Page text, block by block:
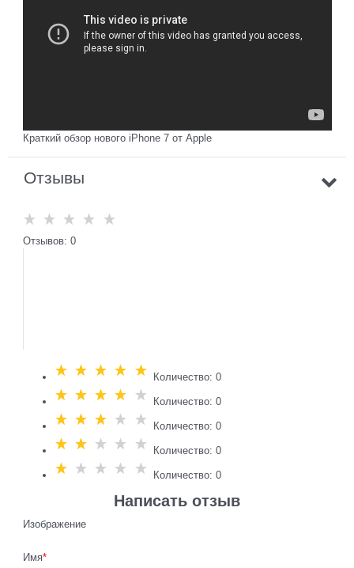
Краткий обзор нового iPhone 7 от Apple
Отзывы
Отзывов: 0
Количество: 0
Количество: 0
Количество: 0
Количество: 0
Количество: 0
Написать отзыв
Изображение
Имя